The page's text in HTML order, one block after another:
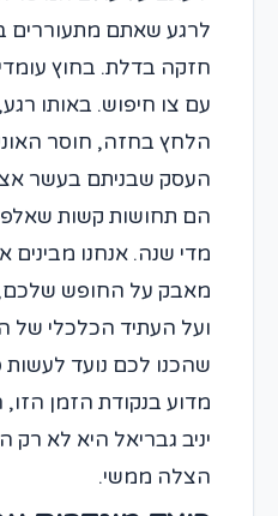
לרגע שאתם מתעוררים
חזקה בדלת. בחוץ
עם צו חיפוש. באותו
הלחץ בחזה, חוסר
העסק שבניתם בעשר
הם תחושות קשות
מדי שנה. אנחנו
מאבק על החופש שלכם,
ועל העתיד הכלכלי
שהכנו לכם נועד
מדוע בנקודת הזמן הזו,
יניב גבריאל היא לא
הצלה ממשי.